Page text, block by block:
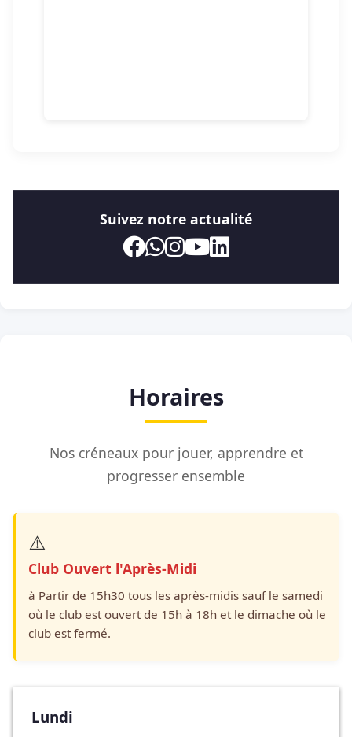
Suivez notre actualité
Horaires
Nos créneaux pour jouer, apprendre et
progresser ensemble
⚠️
Club Ouvert l'Après-Midi
à Partir de 15h30 tous les après-midis sauf le samedi
où le club est ouvert de 15h à 18h et le dimache où le
club est fermé.
Lundi